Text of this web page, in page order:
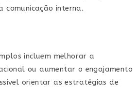
interna.
incluem melhorar a
ou aumentar o engajamento
orientar as estratégias de